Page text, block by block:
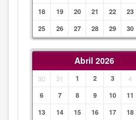
18
19 20 21 22 23
25
26 27 28 29 30
Abril 2026
30 31 1 2 3 4
6
7 8 9 10 11
13
14 15 16 17 18